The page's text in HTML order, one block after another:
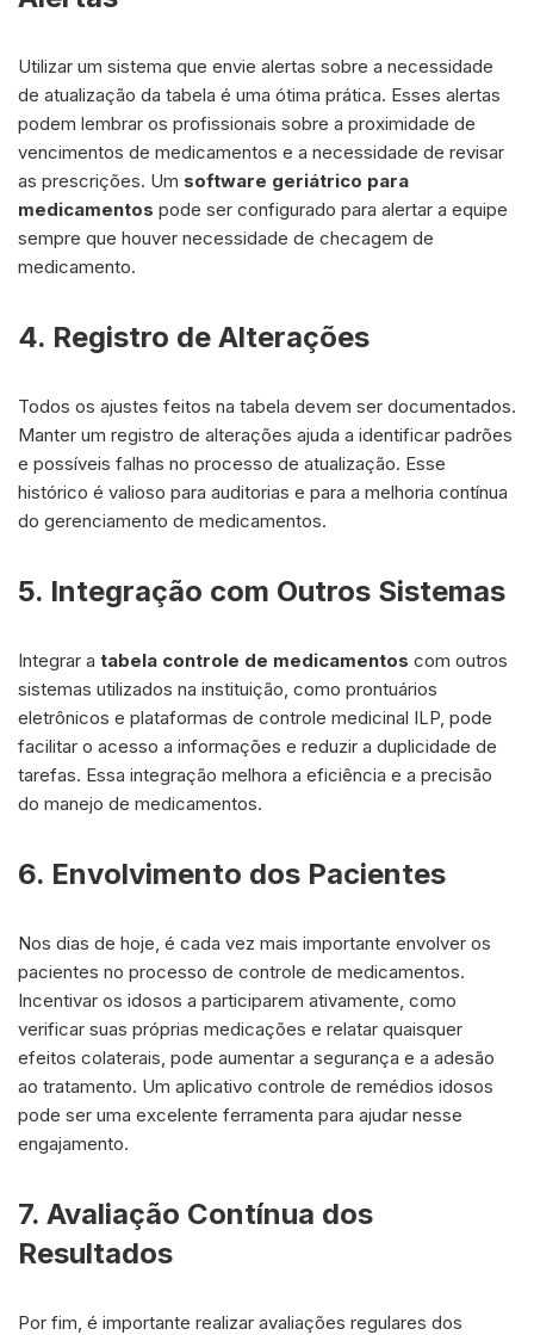
Utilizar um sistema que envie alertas sobre a necessidade
de atualização da tabela é uma ótima prática. Esses alertas
podem lembrar os profissionais sobre a proximidade de
vencimentos de medicamentos e a necessidade de revisar
as prescrições. Um software geriátrico para
medicamentos pode ser configurado para alertar a equipe
sempre que houver necessidade de checagem de
medicamento.
4. Registro de Alterações
Todos os ajustes feitos na tabela devem ser documentados.
Manter um registro de alterações ajuda a identificar padrões
e possíveis falhas no processo de atualização. Esse
histórico é valioso para auditorias e para a melhoria contínua
do gerenciamento de medicamentos.
5. Integração com Outros Sistemas
Integrar a tabela controle de medicamentos com outros
sistemas utilizados na instituição, como prontuários
eletrônicos e plataformas de controle medicinal ILP, pode
facilitar o acesso a informações e reduzir a duplicidade de
tarefas. Essa integração melhora a eficiência e a precisão
do manejo de medicamentos.
6. Envolvimento dos Pacientes
Nos dias de hoje, é cada vez mais importante envolver os
pacientes no processo de controle de medicamentos.
Incentivar os idosos a participarem ativamente, como
verificar suas próprias medicações e relatar quaisquer
efeitos colaterais, pode aumentar a segurança e a adesão
ao tratamento. Um aplicativo controle de remédios idosos
pode ser uma excelente ferramenta para ajudar nesse
engajamento.
7. Avaliação Contínua dos
Resultados
Por fim, é importante realizar avaliações regulares dos